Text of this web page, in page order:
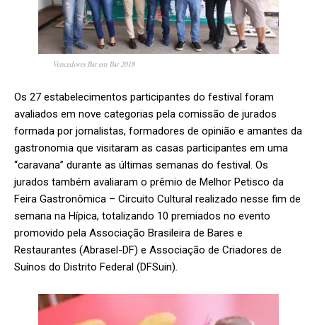
Vencedores Bar em Bar 2018
Os 27 estabelecimentos participantes do festival foram
avaliados em nove categorias pela comissão de jurados
formada por jornalistas, formadores de opinião e amantes da
gastronomia que visitaram as casas participantes em uma
“caravana” durante as últimas semanas do festival. Os
jurados também avaliaram o prêmio de Melhor Petisco da
Feira Gastronômica – Circuito Cultural realizado nesse fim de
semana na Hípica, totalizando 10 premiados no evento
promovido pela Associação Brasileira de Bares e
Restaurantes (Abrasel-DF) e Associação de Criadores de
Suínos do Distrito Federal (DFSuin).